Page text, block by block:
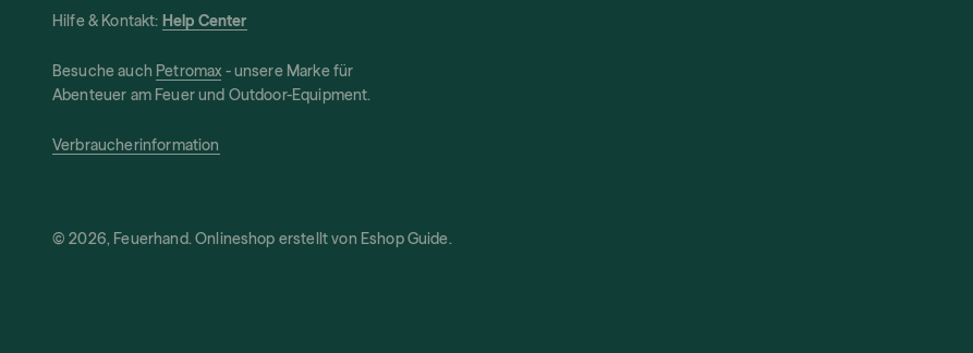
Hilfe & Kontakt: Help Center
Besuche auch Petromax - unsere Marke für
Abenteuer am Feuer und Outdoor-Equipment.
Verbraucherinformation
© 2026, Feuerhand. Onlineshop erstellt von Eshop Guide.